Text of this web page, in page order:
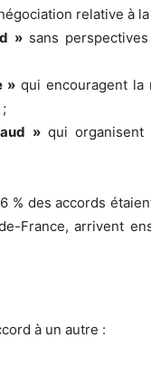
relative à la
»sans
» qui encouragent la
»qui organisent
% des accords
France, arrivent
à un autre :